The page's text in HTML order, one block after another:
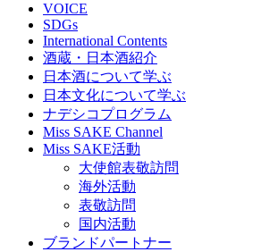
VOICE
SDGs
International Contents
酒蔵・日本酒紹介
日本酒について学ぶ
日本文化について学ぶ
ナデシコプログラム
Miss SAKE Channel
Miss SAKE活動
大使館表敬訪問
海外活動
表敬訪問
国内活動
ブランドパートナー